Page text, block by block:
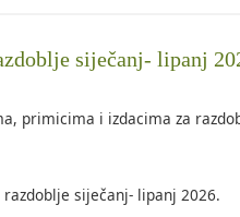
siječanj- lipanj
primicima i izdacima za
siječanj- lipanj 2026.